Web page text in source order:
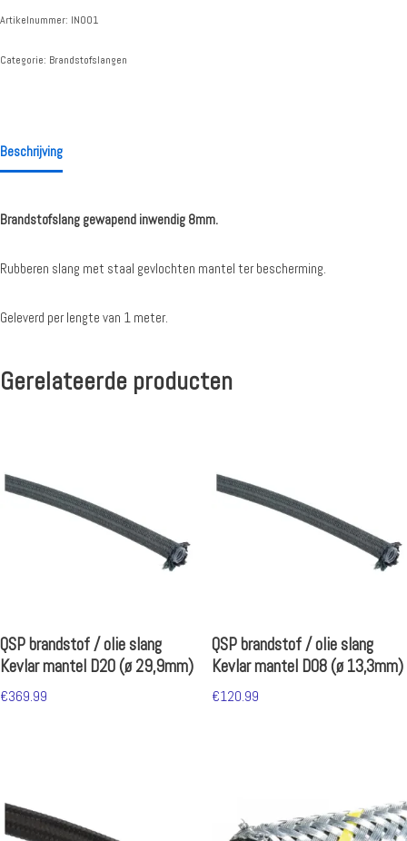
Artikelnummer: IN001
Categorie: Brandstofslangen
Beschrijving
Brandstofslang gewapend inwendig 8mm.
Rubberen slang met staal gevlochten mantel ter bescherming.
Geleverd per lengte van 1 meter.
Gerelateerde producten
QSP brandstof / olie slang
Kevlar mantel D20 (ø 29,9mm)
€369.99
QSP brandstof / olie slang
Kevlar mantel D08 (ø 13,3mm)
€120.99